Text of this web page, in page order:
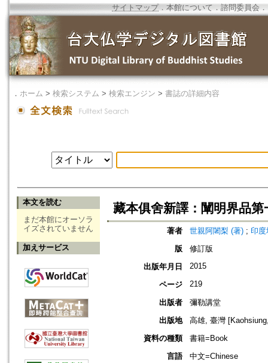
サイトマップ．本館について ． 諮問委員会 ．
． ホーム > 検索システム > 検索エンジン > 書誌の詳細内容
本文を読む
まだ本館にオーソラ
イズされていません
加えサービス
藏本俱舍新譯：闡明界品第
著者 世親阿闍梨 (著) ; 印度
版
修訂版
出版年月日
2015
ページ 219
出版者
彌勒講堂
出版地
高雄, 臺灣
資料の種類
書籍=Book
言語
中文=Chinese